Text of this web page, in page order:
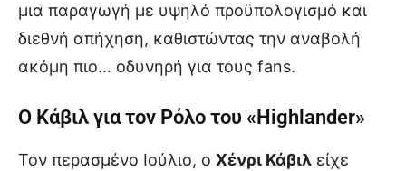
μια παραγωγή με υψηλό προϋπολογισμό και
διεθνή απήχηση, καθιστώντας την αναβολή
ακόμη πιο… οδυνηρή για τους fans.
Ο Κάβιλ για τον Ρόλο του «Highlander»
Τον περασμένο Ιούλιο, ο Χένρι Κάβιλ είχε